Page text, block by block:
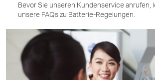
Bevor Sie unseren Kundenservice anrufen,
unsere FAQs zu Batterie-Regelungen.